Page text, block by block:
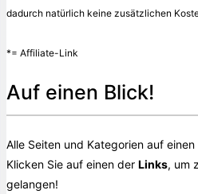
dadurch natürlich keine zusätzlichen
*= Affiliate-Link
Auf einen Blick!
Alle Seiten und Kategorien auf einen
Klicken Sie auf einen der Links, um
gelangen!